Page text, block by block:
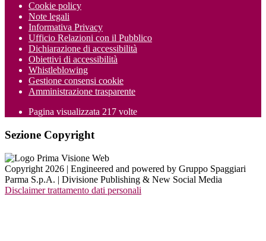
Cookie policy
Note legali
Informativa Privacy
Ufficio Relazioni con il Pubblico
Dichiarazione di accessibilità
Obiettivi di accessibilità
Whistleblowing
Gestione consensi cookie
Amministrazione trasparente
Pagina visualizzata 217 volte
Sezione Copyright
Copyright 2026 | Engineered and powered by Gruppo Spaggiari
Parma S.p.A. | Divisione Publishing & New Social Media
Disclaimer trattamento dati personali